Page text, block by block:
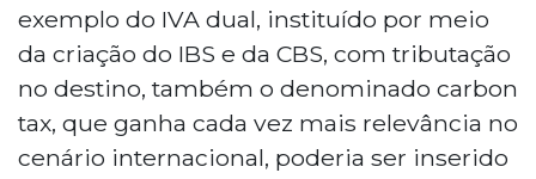
exemplo do IVA dual, instituído por meio
da criação do IBS e da CBS, com tributação
no destino, também o denominado carbon
tax, que ganha cada vez mais relevância no
cenário internacional, poderia ser inserido